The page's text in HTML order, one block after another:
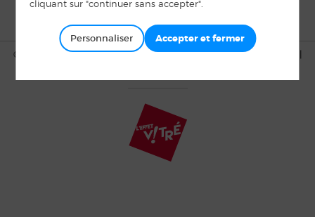
© Copyright Bais 2015 |Mentions légales|Plan du site
|
Personnaliser